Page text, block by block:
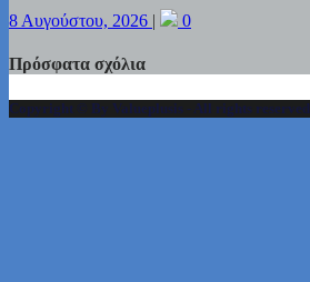
8 Αυγούστου, 2026 | 0
Πρόσφατα σχόλια
Copyright © By Valueplusis - All rights reserved